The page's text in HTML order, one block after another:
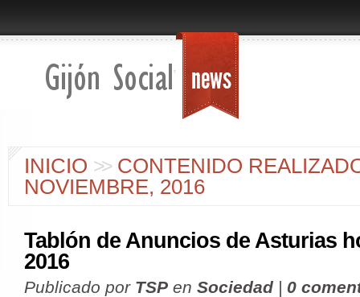
INICIO >> CONTENIDO
NOVIEMBRE, 2016
Tablón de Anuncios de Asturias
2016
Publicado por TSP en Sociedad | 0